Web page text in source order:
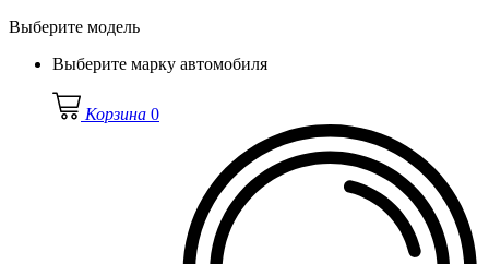
Выберите модель
Выберите марку автомобиля
Корзина 0